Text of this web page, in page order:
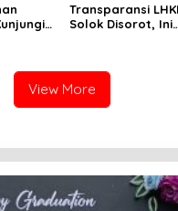
Transparansi
Solok Disorot, Ini
View More